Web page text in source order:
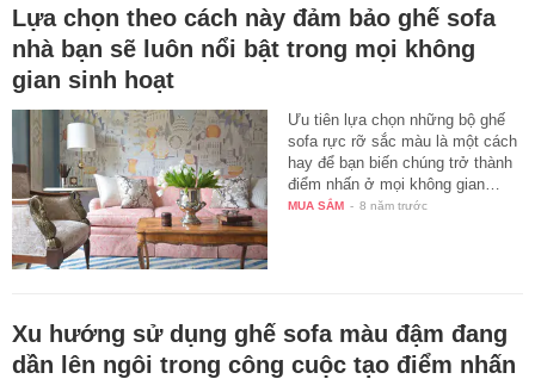
Lựa chọn theo cách này đảm bảo ghế sofa
nhà bạn sẽ luôn nổi bật trong mọi không
gian sinh hoạt
Ưu tiên lựa chọn những bộ ghế
sofa rực rỡ sắc màu là một cách
hay để bạn biến chúng trở thành
điểm nhấn ở mọi không gian…
MUA SẮM - 8 năm trước
Xu hướng sử dụng ghế sofa màu đậm đang
dần lên ngôi trong công cuộc tạo điểm nhấn